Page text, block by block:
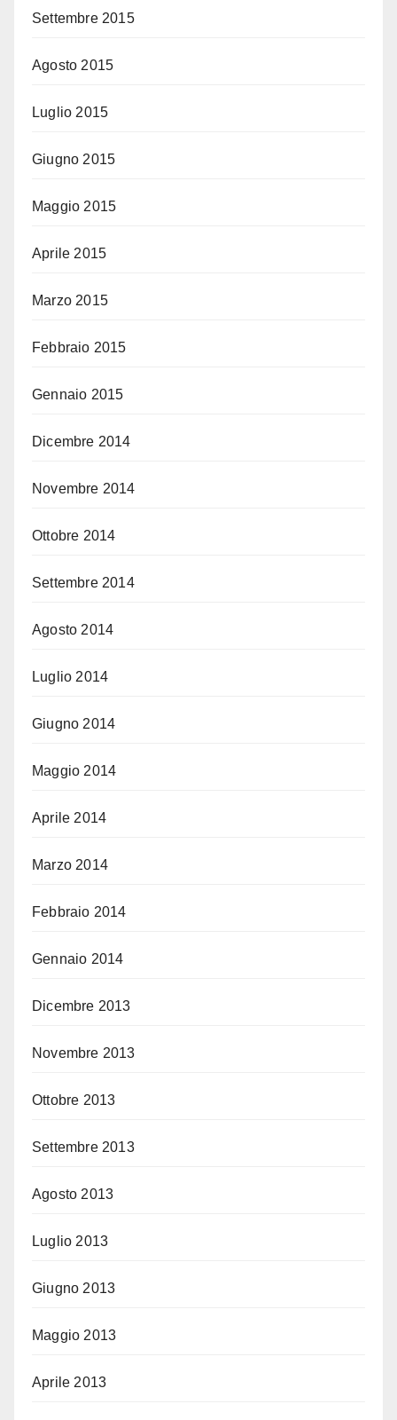
Settembre 2015
Agosto 2015
Luglio 2015
Giugno 2015
Maggio 2015
Aprile 2015
Marzo 2015
Febbraio 2015
Gennaio 2015
Dicembre 2014
Novembre 2014
Ottobre 2014
Settembre 2014
Agosto 2014
Luglio 2014
Giugno 2014
Maggio 2014
Aprile 2014
Marzo 2014
Febbraio 2014
Gennaio 2014
Dicembre 2013
Novembre 2013
Ottobre 2013
Settembre 2013
Agosto 2013
Luglio 2013
Giugno 2013
Maggio 2013
Aprile 2013